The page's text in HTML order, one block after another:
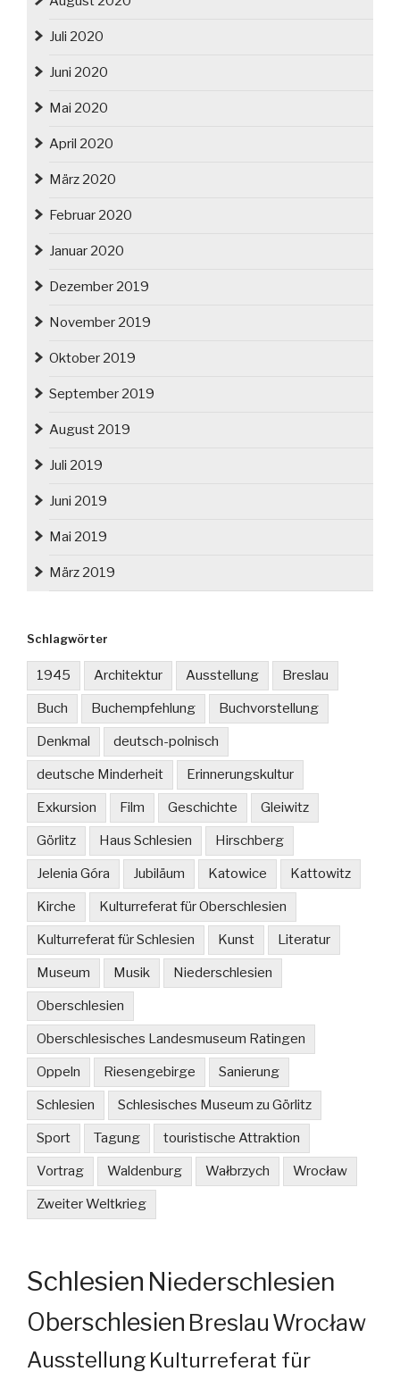
Juli 2020
Juni 2020
Mai 2020
April 2020
März 2020
Februar 2020
Januar 2020
Dezember 2019
November 2019
Oktober 2019
September 2019
August 2019
Juli 2019
Juni 2019
Mai 2019
März 2019
Schlagwörter
1945 Architektur Ausstellung Breslau
Buch Buchempfehlung Buchvorstellung
Denkmal deutsch-polnisch
deutsche Minderheit Erinnerungskultur
Exkursion Film Geschichte Gleiwitz
Görlitz Haus Schlesien Hirschberg
Jelenia Góra Jubiläum Katowice Kattowitz
Kirche Kulturreferat für Oberschlesien
Kulturreferat für Schlesien Kunst Literatur
Museum Musik Niederschlesien
Oberschlesien
Oberschlesisches Landesmuseum Ratingen
Oppeln Riesengebirge Sanierung
Schlesien Schlesisches Museum zu Görlitz
Sport Tagung touristische Attraktion
Vortrag Waldenburg Wałbrzych Wrocław
Zweiter Weltkrieg
Schlesien Niederschlesien
Oberschlesien Breslau Wrocław
Ausstellung Kulturreferat für